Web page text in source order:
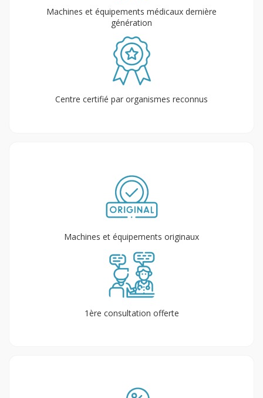
Machines et équipements médicaux dernière
génération
Centre certifié par organismes reconnus
Machines et équipements originaux
1ère consultation offerte